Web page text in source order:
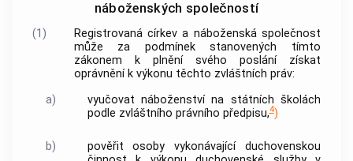
náboženských společností
(1) Registrovaná církev a náboženská společnost
může za podmínek stanovených tímto
zákonem k plnění svého poslání získat
oprávnění k výkonu těchto zvláštních práv:
a)
vyučovat náboženství na státních školách
podle zvláštního právního předpisu,4)
b)
pověřit osoby vykonávající duchovenskou